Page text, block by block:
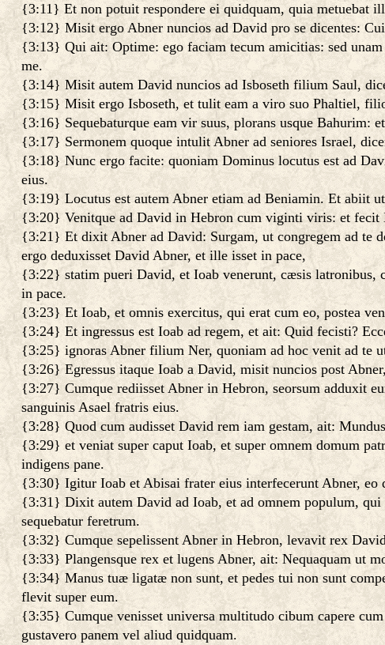
{3:11} Et non potuit respondere ei quidquam, quia metuebat
{3:12} Misit ergo Abner nuncios ad David pro se dicentes:
{3:13} Qui ait: Optime: ego faciam tecum amicitias: sed
me.
{3:14} Misit autem David nuncios ad Isboseth filium Saul,
{3:15} Misit ergo Isboseth, et tulit eam a viro suo Phaltiel,
{3:16} Sequebaturque eam vir suus, plorans usque Bahurim:
{3:17} Sermonem quoque intulit Abner ad seniores Israel,
{3:18} Nunc ergo facite: quoniam Dominus locutus est ad
eius.
{3:19} Locutus est autem Abner etiam ad Beniamin. Et abiit
{3:20} Venitque ad David in Hebron cum viginti viris: et
{3:21} Et dixit Abner ad David: Surgam, ut congregem ad te
ergo deduxisset David Abner, et ille isset in pace,
{3:22} statim pueri David, et Ioab venerunt, cæsis latronibus,
in pace.
{3:23} Et Ioab, et omnis exercitus, qui erat cum eo, postea
{3:24} Et ingressus est Ioab ad regem, et ait: Quid fecisti?
{3:25} ignoras Abner filium Ner, quoniam ad hoc venit ad te
{3:26} Egressus itaque Ioab a David, misit nuncios post
{3:27} Cumque rediisset Abner in Hebron, seorsum adduxit
sanguinis Asael fratris eius.
{3:28} Quod cum audisset David rem iam gestam, ait:
{3:29} et veniat super caput Ioab, et super omnem domum
indigens pane.
{3:30} Igitur Ioab et Abisai frater eius interfecerunt Abner,
{3:31} Dixit autem David ad Ioab, et ad omnem populum, qui
sequebatur feretrum.
{3:32} Cumque sepelissent Abner in Hebron, levavit rex
{3:33} Plangensque rex et lugens Abner, ait: Nequaquam ut
{3:34} Manus tuæ ligatæ non sunt, et pedes tui non sunt
flevit super eum.
{3:35} Cumque venisset universa multitudo cibum capere
gustavero panem vel aliud quidquam.